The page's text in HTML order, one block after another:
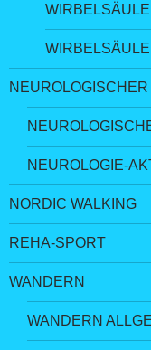
NEUROLOGIE-
NORDIC WALKING
REHA-SPORT
WANDERN
WANDERN